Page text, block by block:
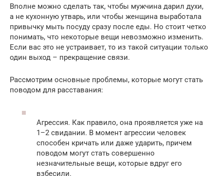
Вполне можно сделать так, чтобы мужчина дарил духи,
а не кухонную утварь, или чтобы женщина выработала
привычку мыть посуду сразу после еды. Но стоит четко
понимать, что некоторые вещи невозможно изменить.
Если вас это не устраивает, то из такой ситуации только
один выход – прекращение связи.
Рассмотрим основные проблемы, которые могут стать
поводом для расставания:
Агрессия. Как правило, она проявляется уже на
1–2 свидании. В момент агрессии человек
способен кричать или даже ударить, причем
поводом могут стать совершенно
незначительные вещи, которые вдруг его
взбесили.